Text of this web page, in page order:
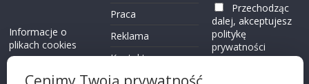
Informacje o
plikach cookies
Praca
Reklama
Kontakt
Przechodząc
dalej, akceptujesz
politykę
prywatności
(zobacz)